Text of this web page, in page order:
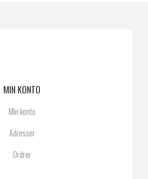
MIN KONTO
Min konto
Adresser
Ordrer